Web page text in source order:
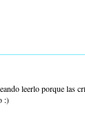
leerlo porque las
:)